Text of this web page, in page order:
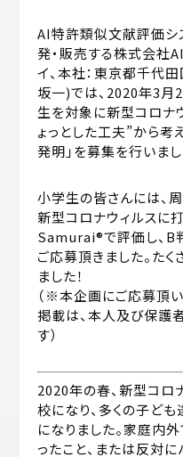
AI特許類似文献評価シ
発・販売する株式会社
イ、本社：東京都千代
坂一)では、2020年3月
生を対象に新型コロナ
ょっとした工夫”から考
発明」を募集を行いまし
小学生の皆さんには、
新型コロナウィルスに
Samurai®で評価し、B
ご応募頂きました。た
ました！
（※本企画にご応募頂
掲載は、本人及び保護
す）
2020年の春、新型コロ
校になり、多くの子ど
になりました。家庭内
ったこと、または反対